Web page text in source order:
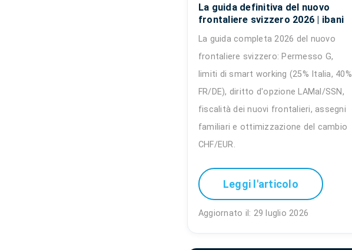
La guida definitiva del nuovo
frontaliere svizzero 2026 | ibani
La guida completa 2026 del nuovo
frontaliere svizzero: Permesso G,
limiti di smart working (25% Italia, 40%
FR/DE), diritto d'opzione LAMal/SSN,
fiscalità dei nuovi frontalieri, assegni
familiari e ottimizzazione del cambio
CHF/EUR.
Leggi l'articolo
Aggiornato il: 29 luglio 2026